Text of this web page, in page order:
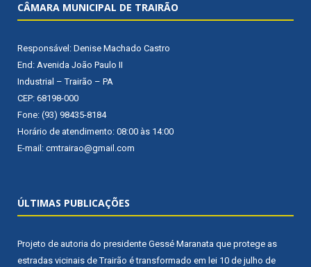
CÂMARA MUNICIPAL DE TRAIRÃO
Responsável: Denise Machado Castro
End: Avenida João Paulo II
Industrial – Trairão – PA
CEP: 68198-000
Fone: (93) 98435-8184
Horário de atendimento: 08:00 às 14:00
E-mail: cmtrairao@gmail.com
ÚLTIMAS PUBLICAÇÕES
Projeto de autoria do presidente Gessé Maranata que protege as
estradas vicinais de Trairão é transformado em lei 10 de julho de